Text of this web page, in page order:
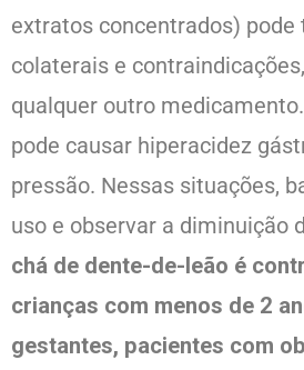
extratos concentrados)
colaterais e
qualquer outro
pode causar hiperacidez
pressão. Nessas situações,
uso e observar a diminuição
chá de dente-de-leão é
crianças com menos de 2
gestantes, pacientes com